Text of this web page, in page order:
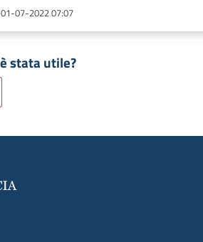
01-07-2022 07:07
stata utile?